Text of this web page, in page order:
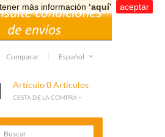
más información ‘aquí’ aceptar
Español
Comparar
Artículo0 Artículos
CESTA DE LA COMPRA